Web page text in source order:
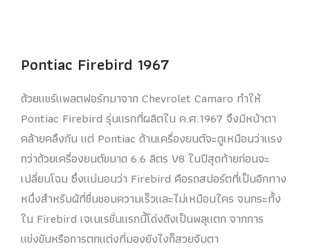
Pontiac Firebird 1967
ด้วยแชร์แพลตฟอร์ทมาจาก Chevrolet Camaro ทำให้
Pontiac Firebird รุ่นแรกที่ผลิตใน ค.ศ.1967 จึงมีหน้าตา
คล้ายคลึงกัน แต่ Pontiac ด้านเครื่องยนต์จะดูเหมือนว่าแรง
กว่าด้วยเครื่องยนต์ขนาด 6.6 ลิตร V8 ในปีสุดท้ายก่อนจะ
เปลี่ยนโฉม ซึ่งแน่นอนว่า Firebird คือรถสปอร์ตที่เป็นอีกทาง
หนึ่งสำหรับผ้ที่ชื่นชอบความเร็วและไม่เหมือนใคร จนกระทั้ง
ใน Firebird เจเนเรชั่นแรกนี้โด่งดังเป็นพลุแตก จากการ
แข่งขันหรือการตกแต่งที่มองยังไงก็สวยจับตา